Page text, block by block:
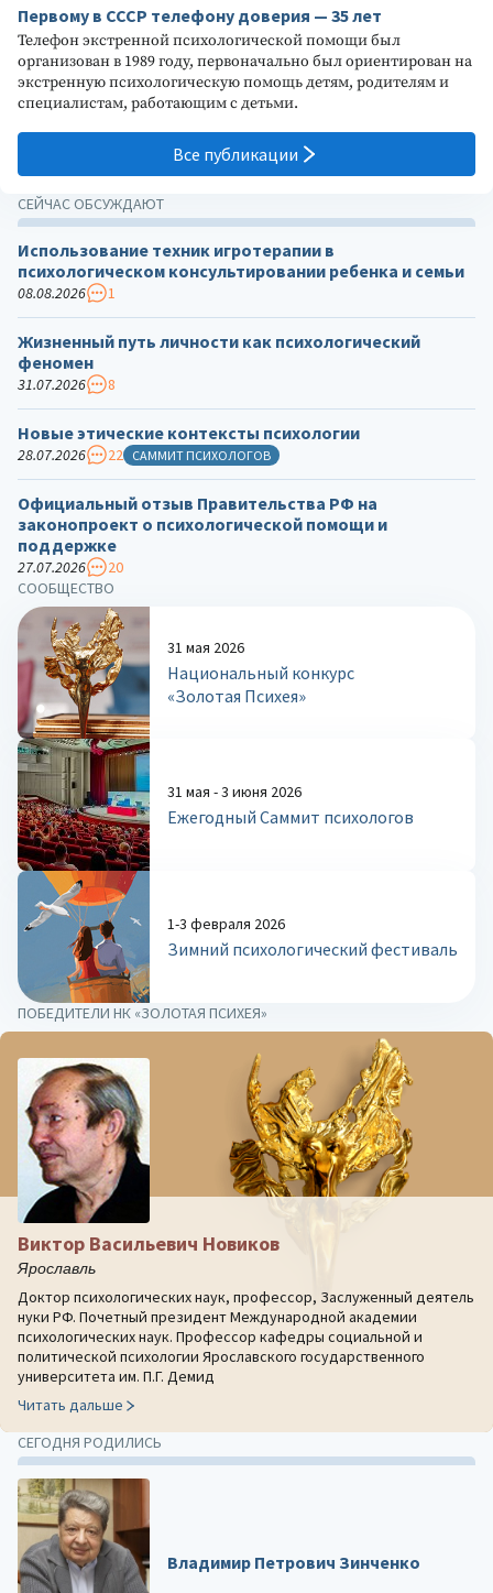
Первому в СССР телефону доверия — 35 лет
Телефон экстренной психологической помощи был
организован в 1989 году, первоначально был ориентирован на
экстренную психологическую помощь детям, родителям и
специалистам, работающим с детьми.
Все публикации
СООБЩЕСТВО
31 мая 2026
Национальный конкурс
«Золотая Психея»
31 мая - 3 июня 2026
Ежегодный Саммит психологов
1-3 февраля 2026
Зимний психологический фестиваль
СЕЙЧАС ОБСУЖДАЮТ
Использование техник игротерапии в
психологическом консультировании ребенка и семьи
08.08.2026 1
Жизненный путь личности как психологический
феномен
31.07.2026 8
Новые этические контексты психологии
28.07.2026 22 САММИТ ПСИХОЛОГОВ
Официальный отзыв Правительства РФ на
законопроект о психологической помощи и
поддержке
27.07.2026 20
ПОБЕДИТЕЛИ НК «ЗОЛОТАЯ ПСИХЕЯ»
Виктор Васильевич Новиков
Ярославль
Доктор психологических наук, профессор, Заслуженный деятель
нуки РФ. Почетный президент Международной академии
психологических наук. Профессор кафедры социальной и
политической психологии Ярославского государственного
университета им. П.Г. Демид
Читать дальше
СЕГОДНЯ РОДИЛИСЬ
Владимир Петрович Зинченко